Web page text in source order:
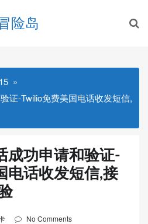
险岛
15
证-Twilio免费美国电话收发短信,
成功申请和验证-
电话收发短信,接
No Comments